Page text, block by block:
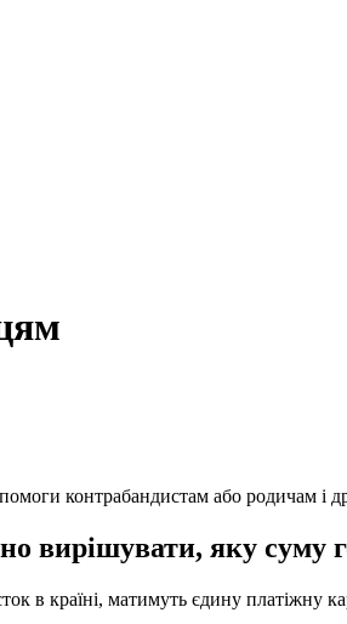
контрабандистам або родичам і
вирішувати, яку суму
в країні, матимуть єдину платіжну